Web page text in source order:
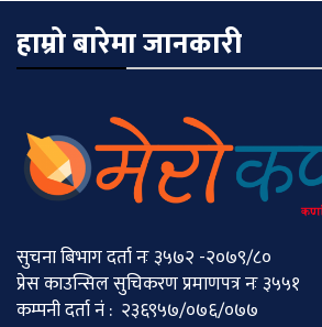
हाम्रो बारेमा जानकारी
सुचना बिभाग दर्ता नः ३५७२ -२०७९/८०
प्रेस काउन्सिल सुचिकरण प्रमाणपत्र नः ३५५१
कम्पनी दर्ता नं : २३६९५७/०७६/०७७